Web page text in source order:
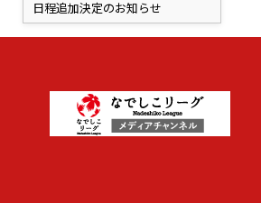
日程追加決定のお知らせ